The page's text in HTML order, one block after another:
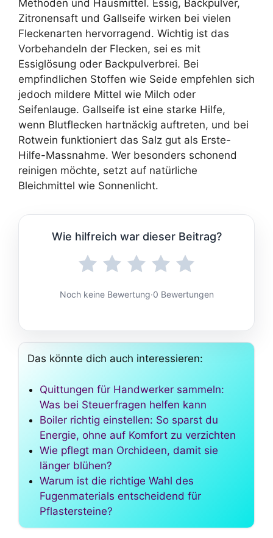
Methoden und Hausmittel. Essig, Backpulver,
Zitronensaft und Gallseife wirken bei vielen
Fleckenarten hervorragend. Wichtig ist das
Vorbehandeln der Flecken, sei es mit
Essiglösung oder Backpulverbrei. Bei
empfindlichen Stoffen wie Seide empfehlen sich
jedoch mildere Mittel wie Milch oder
Seifenlauge. Gallseife ist eine starke Hilfe,
wenn Blutflecken hartnäckig auftreten, und bei
Rotwein funktioniert das Salz gut als Erste-
Hilfe-Massnahme. Wer besonders schonend
reinigen möchte, setzt auf natürliche
Bleichmittel wie Sonnenlicht.
Wie hilfreich war dieser Beitrag?
Noch keine Bewertung·0 Bewertungen
Das könnte dich auch interessieren:
Quittungen für Handwerker sammeln:
Was bei Steuerfragen helfen kann
Boiler richtig einstellen: So sparst du
Energie, ohne auf Komfort zu verzichten
Wie pflegt man Orchideen, damit sie
länger blühen?
Warum ist die richtige Wahl des
Fugenmaterials entscheidend für
Pflastersteine?